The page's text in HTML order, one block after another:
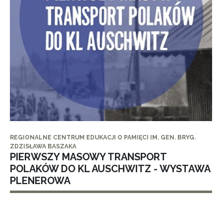
REGIONALNE CENTRUM EDUKACJI O PAMIĘCI IM. GEN. BRYG.
ZDZISŁAWA BASZAKA
PIERWSZY MASOWY TRANSPORT
POLAKÓW DO KL AUSCHWITZ - WYSTAWA
PLENEROWA